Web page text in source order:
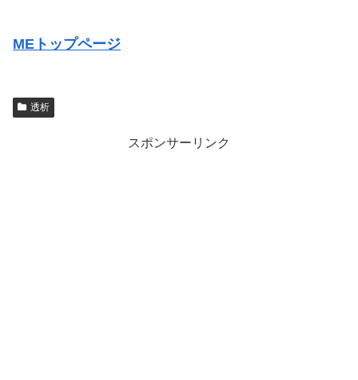
MEトップページ
透析
スポンサーリンク